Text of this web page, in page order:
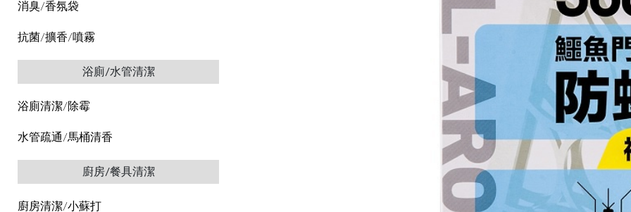
消臭/香氛袋
抗菌/擴香/噴霧
浴廁/水管清潔
浴廁清潔/除霉
水管疏通/馬桶清香
廚房/餐具清潔
廚房清潔/小蘇打